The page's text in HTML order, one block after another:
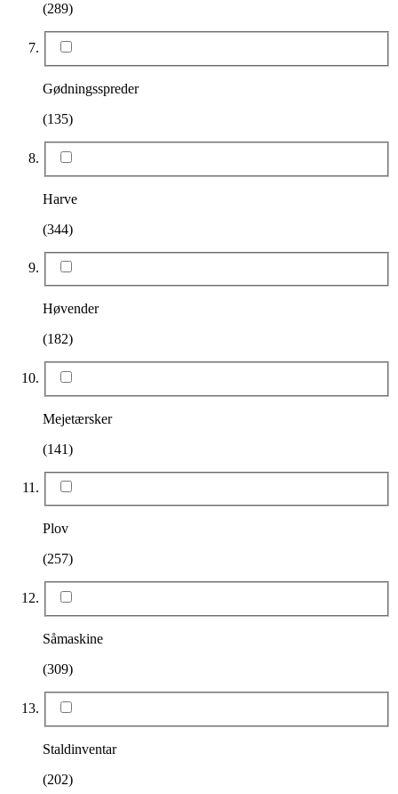
(289)
Gødningsspreder
(135)
Harve
(344)
Høvender
(182)
Mejetærsker
(141)
Plov
(257)
Såmaskine
(309)
Staldinventar
(202)